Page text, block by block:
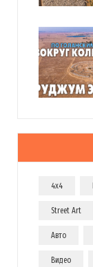
4x4
Street Art
Авто
Видео